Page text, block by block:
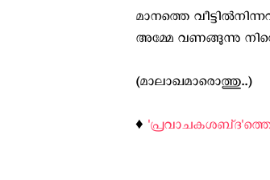
മാനത്തെ
അമ്മേ വണങ്ങുന്നു
(മാലാഖമാരൊത്തു..)
♦️